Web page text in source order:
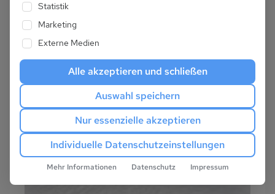
Statistik
Marketing
Externe Medien
Alle akzeptieren und schließen
Auswahl speichern
Nur essenzielle akzeptieren
Individuelle Datenschutzeinstellungen
Mehr Informationen Datenschutz Impressum